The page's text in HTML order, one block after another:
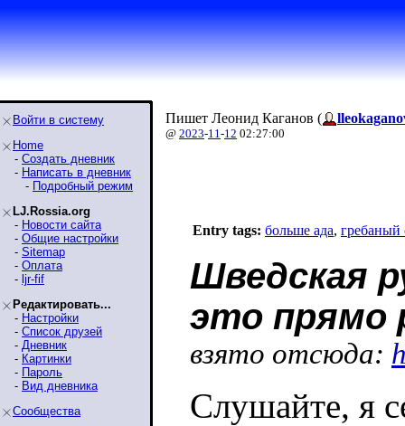
Войти в систему
Home
- Создать дневник
- Написать в дневник
- Подробный режим
LJ.Rossia.org
- Новости сайта
- Общие настройки
- Sitemap
- Оплата
- ljr-fif
Редактировать...
- Настройки
- Список друзей
- Дневник
- Картинки
- Пароль
- Вид дневника
Сообщества
Пишет Леонид Каганов (
@ 2023-11-12 02:27:00
Entry tags: больше ада, гребаный
Шведская
это прямо
взято отсюда:
Слушайте, я